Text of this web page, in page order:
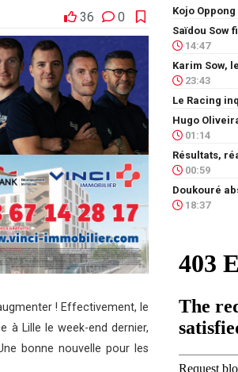
36 0
! Effectivement, le
à Lille le week-end dernier,
bonne nouvelle pour les
Kojo
14:47
23:43
Le Racing
01:14
00:59
18:37